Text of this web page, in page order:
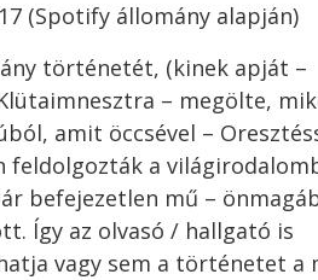
(Spotify állomány alapján)
történetét, (kinek apját –
– megölte,
amit öccsével –
feldolgozták a
befejezetlen mű –
Így az olvasó / hallgató is
vagy sem a történetet a